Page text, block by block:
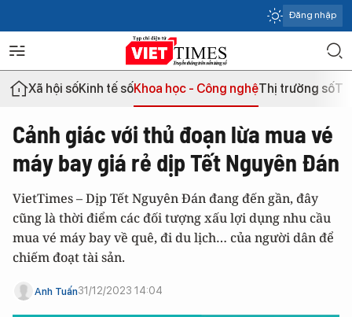
Đăng nhập
Xã hội sốKinh tế sốKhoa học - Công nghệThị trường số
Cảnh giác với thủ đoạn lừa mua vé
máy bay giá rẻ dịp Tết Nguyên Đán
VietTimes – Dịp Tết Nguyên Đán đang đến gần, đây
cũng là thời điểm các đối tượng xấu lợi dụng nhu cầu
mua vé máy bay về quê, đi du lịch… của người dân để
chiếm đoạt tài sản.
Anh Tuấn31/12/2023 14:04